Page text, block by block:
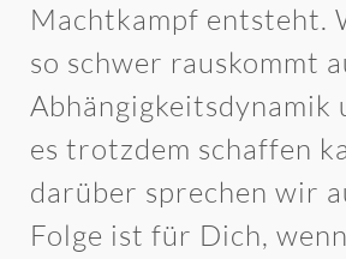
Machtkampf entsteht.
so schwer rauskommt
Abhängigkeitsdynamik
es trotzdem schaffen
darüber sprechen wir
Folge ist für Dich,